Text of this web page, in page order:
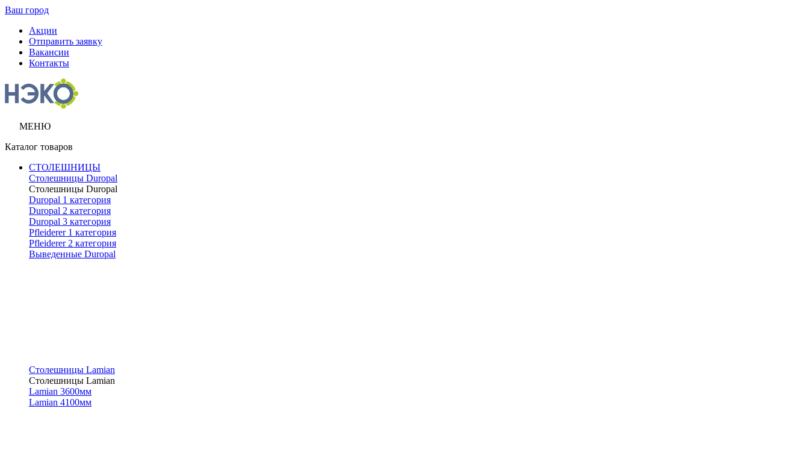
Ваш город
Акции
Отправить заявку
Вакансии
Контакты
МЕНЮ
Каталог товаров
СТОЛЕШНИЦЫ
Столешницы Duropal
Столешницы Duropal
Duropal 1 категория
Duropal 2 категория
Duropal 3 категория
Pfleiderer 1 категория
Pfleiderer 2 категория
Выведенные Duropal
Столешницы Lamian
Столешницы Lamian
Lamian 3600мм
Lamian 4100мм